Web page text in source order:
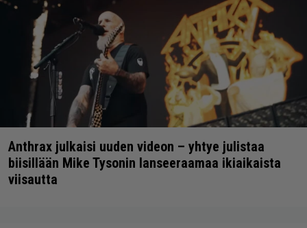
Anthrax julkaisi uuden videon – yhtye julistaa
biisillään Mike Tysonin lanseeraamaa ikiaikaista
viisautta